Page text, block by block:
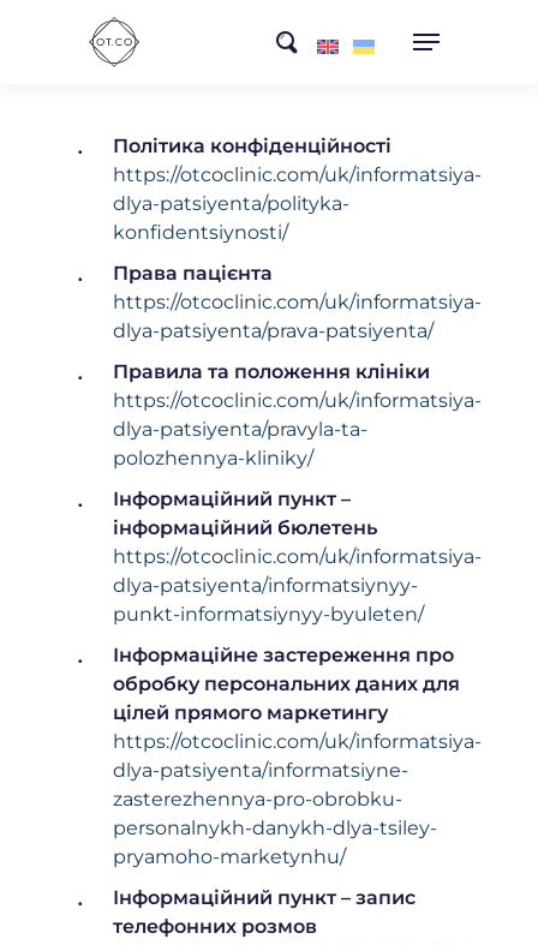
search
Політика конфіденційності
https://otcoclinic.com/uk/informatsiya-
dlya-patsiyenta/polityka-
konfidentsiynosti/
Права пацієнта
https://otcoclinic.com/uk/informatsiya-
dlya-patsiyenta/prava-patsiyenta/
Правила та положення клініки
https://otcoclinic.com/uk/informatsiya-
dlya-patsiyenta/pravyla-ta-
polozhennya-kliniky/
Інформаційний пункт –
інформаційний бюлетень
https://otcoclinic.com/uk/informatsiya-
dlya-patsiyenta/informatsiynyy-
punkt-informatsiynyy-byuleten/
Інформаційне застереження про
обробку персональних даних для
цілей прямого маркетингу
https://otcoclinic.com/uk/informatsiya-
dlya-patsiyenta/informatsiyne-
zasterezhennya-pro-obrobku-
personalnykh-danykh-dlya-tsiley-
pryamoho-marketynhu/
Інформаційний пункт – запис
телефонних розмов